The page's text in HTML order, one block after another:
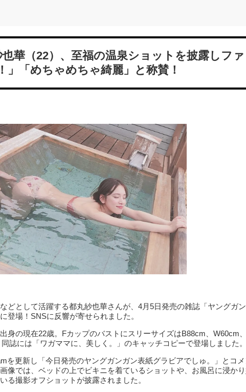
華（22）、至福の温泉ショットを披露しファ
」「めちゃめちゃ綺麗」と称賛！
どとして活躍する都丸紗也華さんが、4月5日発売の雑誌「ヤングガン
登場！SNSに反響が寄せられました。
身の現在22歳。FカップのバストにスリーサイズはB88cm、W60cm、
誌には「ワガママに、美しく。」のキャッチコピーで登場しました。
を更新し「今日発売のヤングガンガン表紙グラビアでしゅ。」とコメ
像では、ベッドの上でビキニを着ているショットや、お風呂に浸か
る撮影オフショットが披露されました。